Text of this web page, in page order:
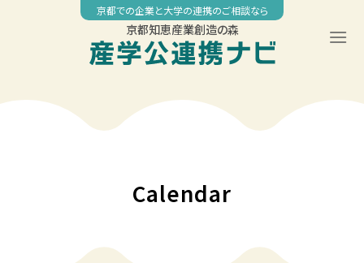
京都での企業と大学の連携のご相談なら
京都知恵産業創造の森
Calendar